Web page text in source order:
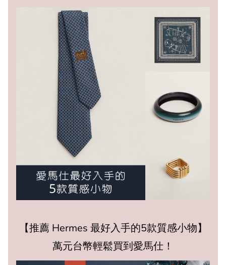
【推薦 Hermes 最好入手的5款質感小物】
萬元台幣輕鬆買到愛馬仕！